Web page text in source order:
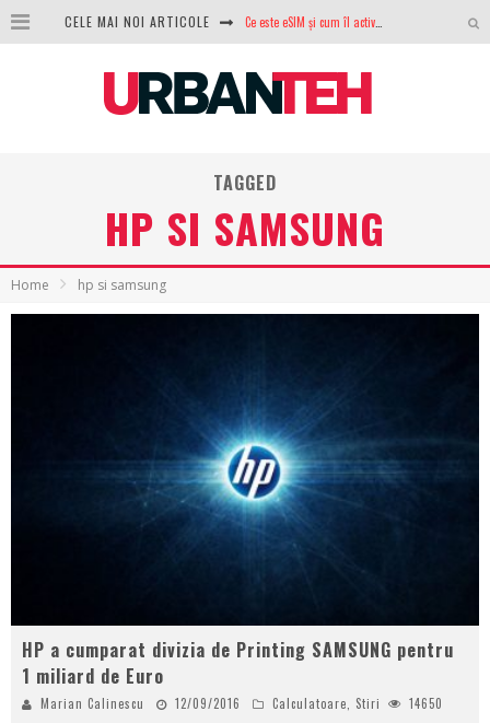
CELE MAI NOI ARTICOLE
Analiza producției fotovoltaice în România – cât produce un sistem solar pe timp de iarnă?
NVIDIA avertizează: memoria RAM și SSD-urile ar putea deveni și mai scumpe în perioada următoare
GTA VI poate fi precomandat oficial. Rockstar dezvăluie edițiile oficiale și bonusurile pe care le primești
TAGGED
HP SI SAMSUNG
Home hp si samsung
HP a cumparat divizia de Printing SAMSUNG pentru
1 miliard de Euro
Marian Calinescu 12/09/2016 Calculatoare, Stiri 14650